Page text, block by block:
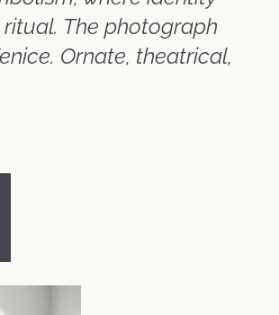
The photograph
Ornate, theatrical,